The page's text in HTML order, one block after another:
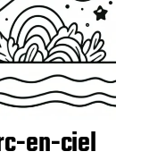
en-ciel